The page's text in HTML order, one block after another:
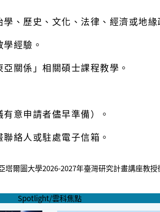
、歷史、文化、法律、經濟或地緣
經驗。
關係」相關碩士課程教學。
意申請者儘早準備）。
絡人或駐處電子信箱。
爾圖大學2026-2027年臺灣研究計畫講座教
Spotlight/雲科焦點